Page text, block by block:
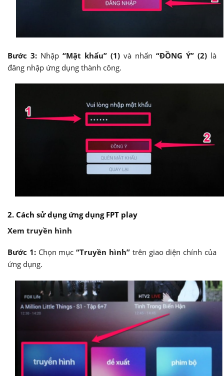
Bước 3: Nhập “Mật khẩu” (1) và nhấn “ĐỒNG Ý” (2) là
đăng nhập ứng dụng thành công.
2. Cách sử dụng ứng dụng FPT play
Xem truyền hình
Bước 1: Chọn mục“Truyền hình” trên giao diện chính của
ứng dụng.